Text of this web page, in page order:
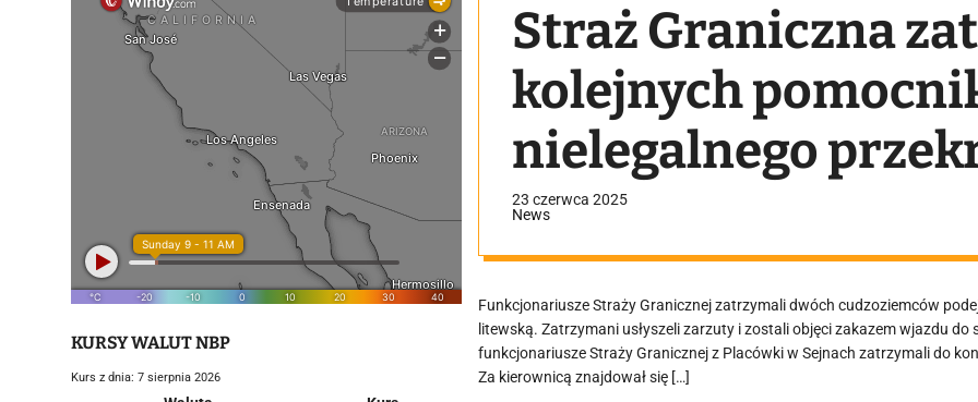
Straż Graniczna
kolejnych
nielegalnego
z Litwą
23 czerwca 2025
News
Funkcjonariusze Straży Granicznej zatrzymali dwóch cudzoziemców
litewską. Zatrzymani usłyszeli zarzuty i zostali objęci zakazem wjazdu
funkcjonariusze Straży Granicznej z Placówki w Sejnach zatrzymali do
Za kierownicą znajdował się […]
KURSY WALUT NBP
Kurs z dnia: 7 sierpnia 2026